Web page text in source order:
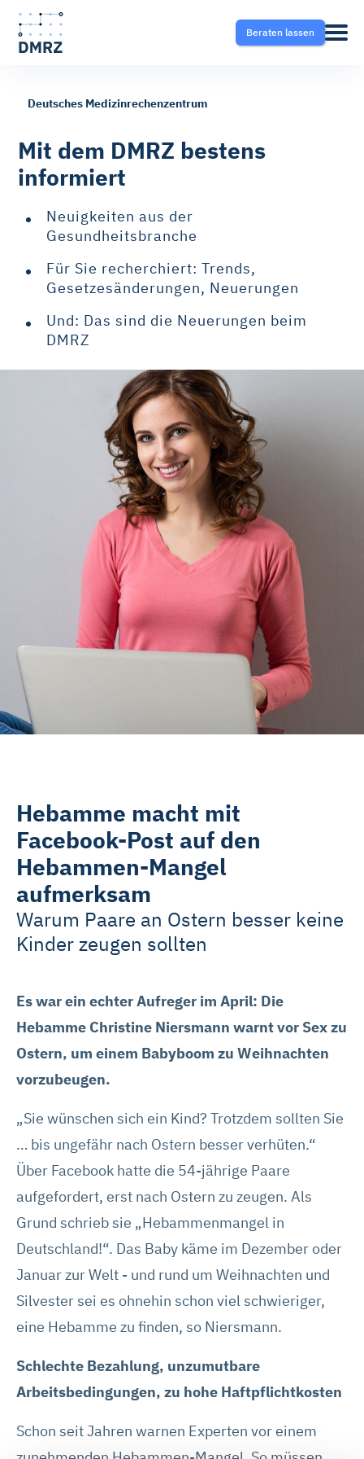
Beraten lassen
Krankentransport- und
Therapeutensoftware
Pflegesoftware
Vorfinanzierung
Telematikinfrastruktur (TI)
Krankentransport
Heilmittel
Hilfsmittel
Selektivverträge
Rehasport & Funktionstraining
FAQ
Ratgeber
Deutsches Medizinrechenzentrum
Mit dem DMRZ bestens
informiert
Neuigkeiten aus der
Gesundheitsbranche
Für Sie recherchiert: Trends,
Gesetzesänderungen, Neuerungen
Und: Das sind die Neuerungen beim
DMRZ
Hebamme macht mit
Facebook-Post auf den
Hebammen-Mangel
aufmerksam
Warum Paare an Ostern besser keine
Kinder zeugen sollten
Es war ein echter Aufreger im April: Die
Hebamme Christine Niersmann warnt vor Sex zu
Ostern, um einem Babyboom zu Weihnachten
vorzubeugen.
„Sie wünschen sich ein Kind? Trotzdem sollten Sie
… bis ungefähr nach Ostern besser verhüten.“
Über Facebook hatte die 54-jährige Paare
aufgefordert, erst nach Ostern zu zeugen. Als
Grund schrieb sie „Hebammenmangel in
Deutschland!“. Das Baby käme im Dezember oder
Januar zur Welt - und rund um Weihnachten und
Silvester sei es ohnehin schon viel schwieriger,
eine Hebamme zu finden, so Niersmann.
Schlechte Bezahlung, unzumutbare
Arbeitsbedingungen, zu hohe Haftpflichtkosten
Schon seit Jahren warnen Experten vor einem